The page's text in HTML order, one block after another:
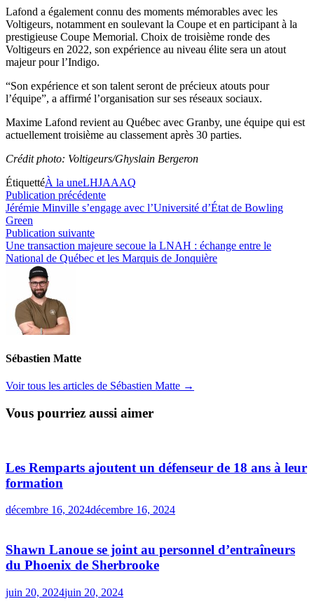
Lafond a également connu des moments mémorables avec les
Voltigeurs, notamment en soulevant la Coupe et en participant à la
prestigieuse Coupe Memorial. Choix de troisième ronde des
Voltigeurs en 2022, son expérience au niveau élite sera un atout
majeur pour l’Indigo.
“Son expérience et son talent seront de précieux atouts pour
l’équipe”, a affirmé l’organisation sur ses réseaux sociaux.
Maxime Lafond revient au Québec avec Granby, une équipe qui est
actuellement troisième au classement après 30 parties.
Crédit photo: Voltigeurs/Ghyslain Bergeron
ÉtiquettéÀ la uneLHJAAAQ
Navigation
de
l’article
Publication précédentePublication
précédente :
Jérémie Minville s’engage avec l’Université d’État de Bowling
Green
Publication suivantePublication
suivante :
Une transaction majeure secoue la LNAH : échange entre le
National de Québec et les Marquis de Jonquière
Sébastien Matte
Voir tous les articles de Sébastien Matte →
Vous pourriez aussi aimer
Les Remparts ajoutent un défenseur de 18 ans à leur
formation
décembre 16, 2024décembre 16, 2024
Shawn Lanoue se joint au personnel d’entraîneurs
du Phoenix de Sherbrooke
juin 20, 2024juin 20, 2024